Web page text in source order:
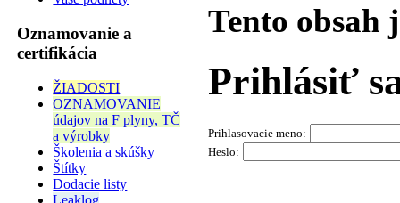
Oznamovanie a
certifikácia
ŽIADOSTI
OZNAMOVANIE
údajov na F plyny, TČ
a výrobky
Školenia a skúšky
Štítky
Dodacie listy
Leaklog
Tento obsah
Prihlásiť
Prihlasovacie meno:
Heslo: